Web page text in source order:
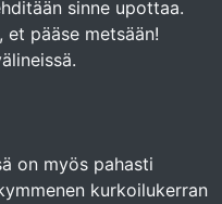
sinne upottaa.
pääse metsään!
on myös pahasti
kurkoilukerran